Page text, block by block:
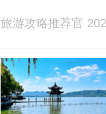
旅游攻略推荐官